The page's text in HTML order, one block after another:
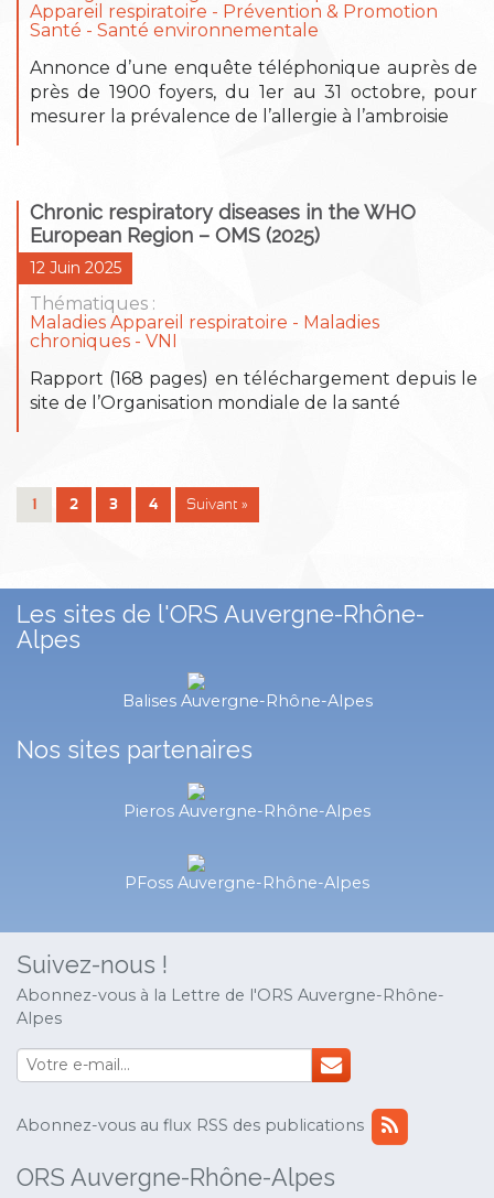
Appareil respiratoire
Prévention & Promotion
Santé
Santé environnementale
Annonce d’une enquête téléphonique auprès de
près de 1900 foyers, du 1er au 31 octobre, pour
mesurer la prévalence de l’allergie à l’ambroisie
Chronic respiratory diseases in the WHO
European Region – OMS (2025)
12 Juin 2025
Thématiques :
Maladies Appareil respiratoire
Maladies
chroniques
VNI
Rapport (168 pages) en téléchargement depuis le
site de l’Organisation mondiale de la santé
1 2 3 4 Suivant »
Les sites de l'ORS Auvergne-Rhône-
Alpes
Balises Auvergne-Rhône-Alpes
Nos sites partenaires
Pieros Auvergne-Rhône-Alpes
PFoss Auvergne-Rhône-Alpes
Suivez-nous !
Abonnez-vous à la Lettre de l'ORS Auvergne-Rhône-
Alpes
Abonnez-vous au flux RSS des publications
ORS Auvergne-Rhône-Alpes